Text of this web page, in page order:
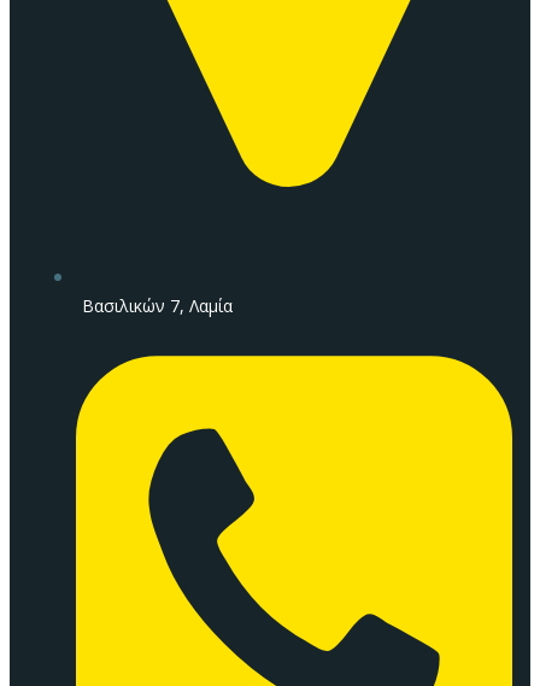
Βασιλικών 7, Λαμία